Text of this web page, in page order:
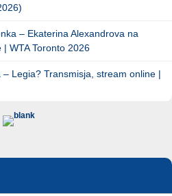
– Ekaterina Alexandrova na
WTA Toronto 2026
Legia? Transmisja, stream online |